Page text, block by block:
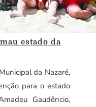
estado da
da Nazaré,
para o estado
Gaudêncio,